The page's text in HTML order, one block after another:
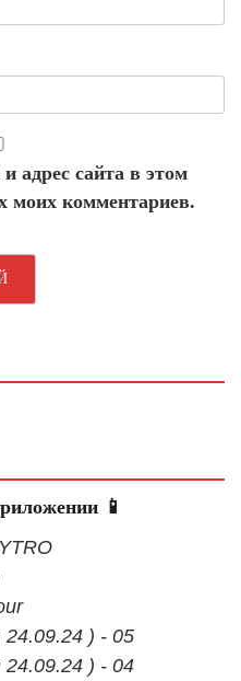
адрес сайта в этом
моих комментариев.
📱
) - 05
) - 04